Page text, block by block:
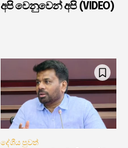
අපි වෙනුවෙන් අපි (VIDEO)
දේශීය පුවත්